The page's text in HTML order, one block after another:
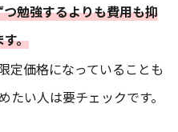
勉強するよりも費用も抑
。
定価格になっていることも
たい人は要チェックです。